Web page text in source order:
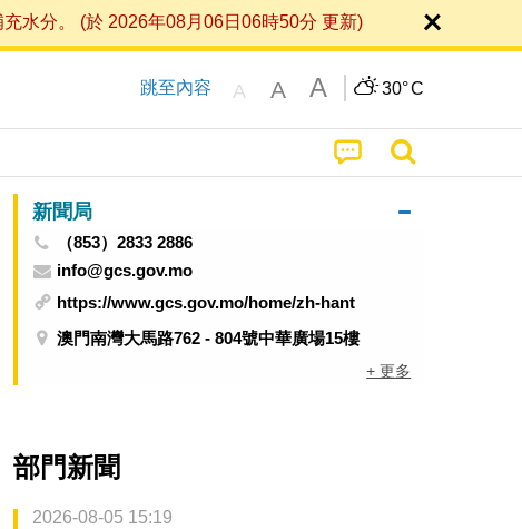
水分。 (於 2026年08月06日06時50分 更新)
跳至內容 A A A 30°C
新聞局
（853）2833 2886
info@gcs.gov.mo
https://www.gcs.gov.mo/home/zh-hant
澳門南灣大馬路762 - 804號中華廣場15樓
+ 更多
部門新聞
2026-08-05 15:19